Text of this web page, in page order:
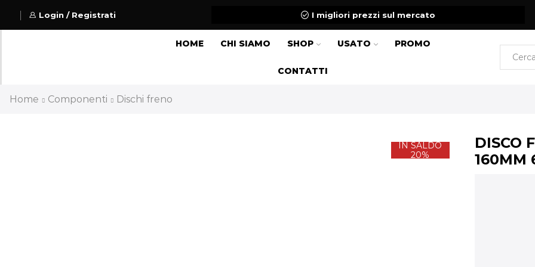
Login / Registrati I migliori prezzi sul mercato
HOME CHI SIAMO SHOP USATO PROMO
CONTATTI
Home Componenti Dischi freno
IN SALDO
20%
DISCO
160MM